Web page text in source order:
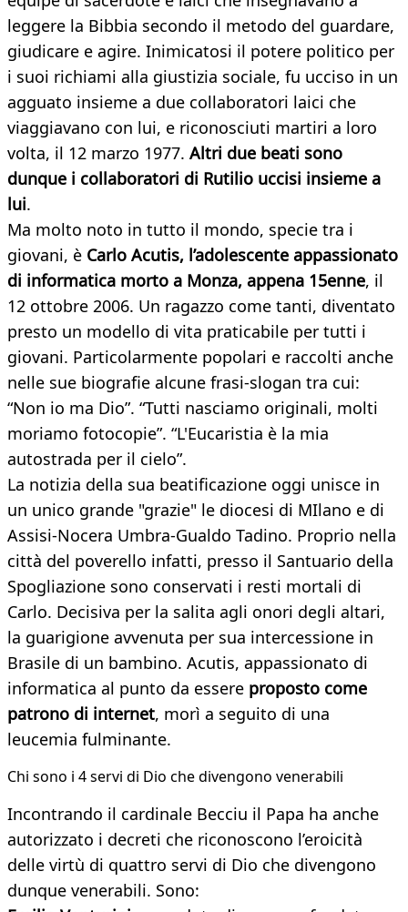
leggere la Bibbia secondo il metodo del guardare,
giudicare e agire. Inimicatosi il potere politico per
i suoi richiami alla giustizia sociale, fu ucciso in un
agguato insieme a due collaboratori laici che
viaggiavano con lui, e riconosciuti martiri a loro
volta, il 12 marzo 1977. Altri due beati sono
dunque i collaboratori di Rutilio uccisi insieme a
lui.
Ma molto noto in tutto il mondo, specie tra i
giovani, è Carlo Acutis, l’adolescente appassionato
di informatica morto a Monza, appena 15enne, il
12 ottobre 2006. Un ragazzo come tanti, diventato
presto un modello di vita praticabile per tutti i
giovani. Particolarmente popolari e raccolti anche
nelle sue biografie alcune frasi-slogan tra cui:
“Non io ma Dio”. “Tutti nasciamo originali, molti
moriamo fotocopie”. “L'Eucaristia è la mia
autostrada per il cielo”.
La notizia della sua beatificazione oggi unisce in
un unico grande "grazie" le diocesi di MIlano e di
Assisi-Nocera Umbra-Gualdo Tadino. Proprio nella
città del poverello infatti, presso il Santuario della
Spogliazione sono conservati i resti mortali di
Carlo. Decisiva per la salita agli onori degli altari,
la guarigione avvenuta per sua intercessione in
Brasile di un bambino. Acutis, appassionato di
informatica al punto da essere proposto come
patrono di internet, morì a seguito di una
leucemia fulminante.
Chi sono i 4 servi di Dio che divengono venerabili
Incontrando il cardinale Becciu il Papa ha anche
autorizzato i decreti che riconoscono l’eroicità
delle virtù di quattro servi di Dio che divengono
dunque venerabili. Sono: